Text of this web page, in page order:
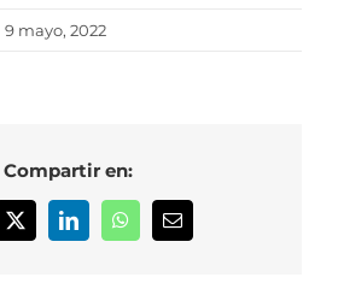
9 mayo, 2022
Compartir en:
X LinkedInWhatsAppCorreo